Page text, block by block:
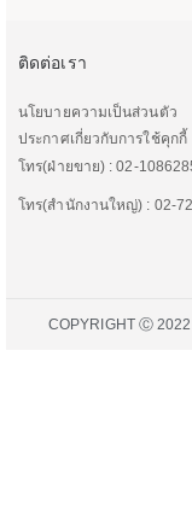
ติดต่อเรา
นโยบายความเป็นส่วนตัว
ประกาศเกี่ยวกับการใช้คุกกี้
โทร(ฝ่ายขาย) : 02-
โทร(สำนักงานใหญ่) : 02-
COPYRIGHT Ⓒ 2022